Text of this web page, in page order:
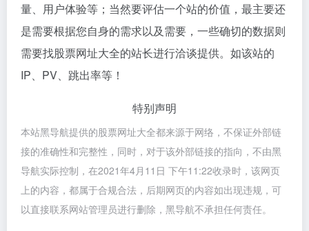
量、用户体验等；当然要评估一个站的价值，最主要还
是需要根据您自身的需求以及需要，一些确切的数据则
需要找股票网址大全的站长进行洽谈提供。如该站的
IP、PV、跳出率等！
特别声明
本站黑导航提供的股票网址大全都来源于网络，不保证外部链
接的准确性和完整性，同时，对于该外部链接的指向，不由黑
导航实际控制，在2021年4月11日 下午11:22收录时，该网页
上的内容，都属于合规合法，后期网页的内容如出现违规，可
以直接联系网站管理员进行删除，黑导航不承担任何责任。